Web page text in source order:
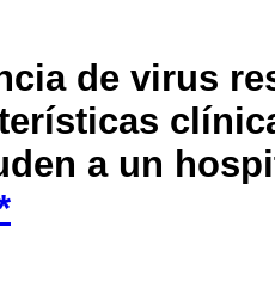
de virus
a un